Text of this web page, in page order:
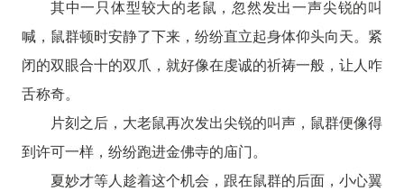
其中一只体型较大的老鼠，忽然发出一声尖锐的叫
喊，鼠群顿时安静了下来，纷纷直立起身体仰头向天。紧
闭的双眼合十的双爪，就好像在虔诚的祈祷一般，让人咋
舌称奇。
片刻之后，大老鼠再次发出尖锐的叫声，鼠群便像得
到许可一样，纷纷跑进金佛寺的庙门。
夏妙才等人趁着这个机会，跟在鼠群的后面，小心翼